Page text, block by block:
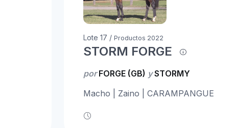
Lote 17 /Productos 2022
STORM FORGE
porFORGE (GB) ySTORMY
Macho | Zaino | CARAMPANGUE